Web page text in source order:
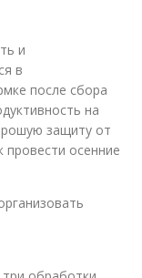
и
в
после сбора
на
защиту от
провести осенние